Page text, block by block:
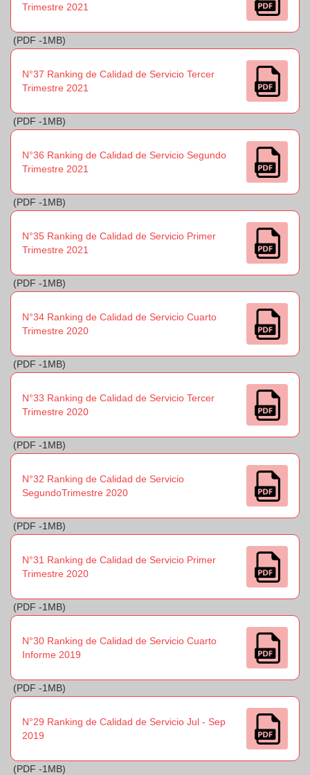
Trimestre 2021
(PDF -1MB)
N°37 Ranking de Calidad de Servicio Tercer
Trimestre 2021
(PDF -1MB)
N°36 Ranking de Calidad de Servicio Segundo
Trimestre 2021
(PDF -1MB)
N°35 Ranking de Calidad de Servicio Primer
Trimestre 2021
(PDF -1MB)
N°34 Ranking de Calidad de Servicio Cuarto
Trimestre 2020
(PDF -1MB)
N°33 Ranking de Calidad de Servicio Tercer
Trimestre 2020
(PDF -1MB)
N°32 Ranking de Calidad de Servicio
SegundoTrimestre 2020
(PDF -1MB)
N°31 Ranking de Calidad de Servicio Primer
Trimestre 2020
(PDF -1MB)
N°30 Ranking de Calidad de Servicio Cuarto
Informe 2019
(PDF -1MB)
N°29 Ranking de Calidad de Servicio Jul - Sep
2019
(PDF -1MB)